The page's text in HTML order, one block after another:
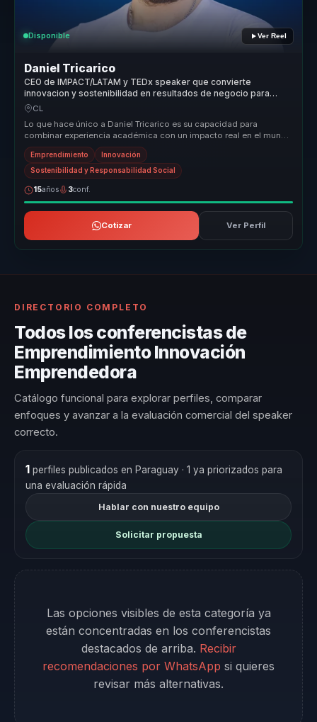
Disponible Ver Reel
Daniel Tricarico
CEO de IMPACT/LATAM y TEDx speaker que convierte
innovacion y sostenibilidad en resultados de negocio para
lideres y empresas.
CL
Lo que hace único a Daniel Tricarico es su capacidad para
combinar experiencia académica con un impacto real en el mundo
empresarial. Su ...
Emprendimiento Innovación
Sostenibilidad y Responsabilidad Social
15años 3conf.
Cotizar Ver Perfil
DIRECTORIO COMPLETO
Todos los conferencistas de
Emprendimiento Innovación
Emprendedora
Catálogo funcional para explorar perfiles, comparar
enfoques y avanzar a la evaluación comercial del speaker
correcto.
1 perfiles publicados en Paraguay · 1 ya priorizados para
una evaluación rápida
Hablar con nuestro equipo
Solicitar propuesta
Las opciones visibles de esta categoría ya
están concentradas en los conferencistas
destacados de arriba. Recibir
recomendaciones por WhatsApp si quieres
revisar más alternativas.